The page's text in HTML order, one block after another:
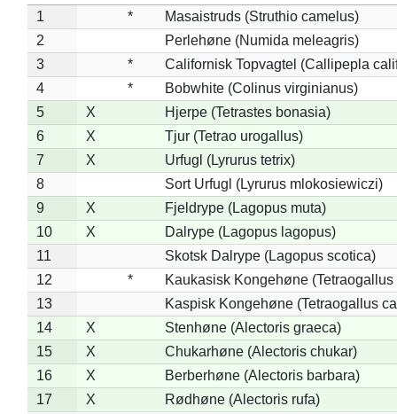
1 *
Masaistruds (Struthio camelus)
2
Perlehøne (Numida meleagris)
3
*
Californisk Topvagtel (Callipepla
4
*
Bobwhite (Colinus virginianus)
5
X
Hjerpe (Tetrastes bonasia)
6
X
Tjur (Tetrao urogallus)
7
X
Urfugl (Lyrurus tetrix)
8
Sort Urfugl (Lyrurus mlokosiewiczi)
9
X
Fjeldrype (Lagopus muta)
10
X
Dalrype (Lagopus lagopus)
11
Skotsk Dalrype (Lagopus scotica)
12
*
Kaukasisk Kongehøne
13
Kaspisk Kongehøne (Tetraogallus
14
X
Stenhøne (Alectoris graeca)
15
X
Chukarhøne (Alectoris chukar)
16
X
Berberhøne (Alectoris barbara)
17
X
Rødhøne (Alectoris rufa)